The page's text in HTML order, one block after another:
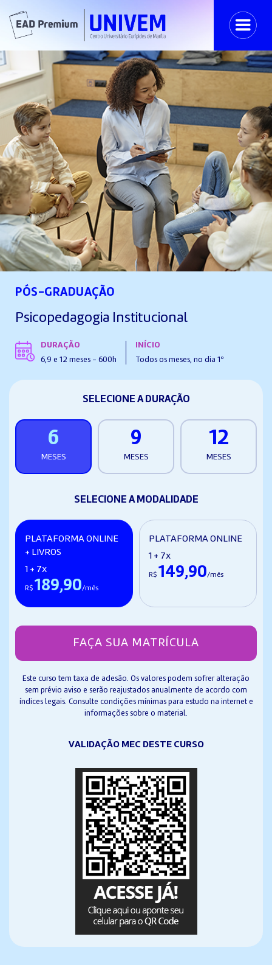
PÓS-GRADUAÇÃO
Psicopedagogia Institucional
DURAÇÃO
6,9 e 12 meses - 600h
INÍCIO
Todos os meses, no dia 1º
SELECIONE A DURAÇÃO
6
MESES
9
MESES
12
MESES
SELECIONE A MODALIDADE
PLATAFORMA ONLINE
+ LIVROS
1 + 7x
R$ 189,90/mês
PLATAFORMA ONLINE
1 + 7x
R$ 149,90/mês
FAÇA SUA MATRÍCULA
Este curso tem taxa de adesão. Os valores podem sofrer alteração
sem prévio aviso e serão reajustados anualmente de acordo com
índices legais. Consulte condições mínimas para estudo na internet e
informações sobre o material.
VALIDAÇÃO MEC DESTE CURSO